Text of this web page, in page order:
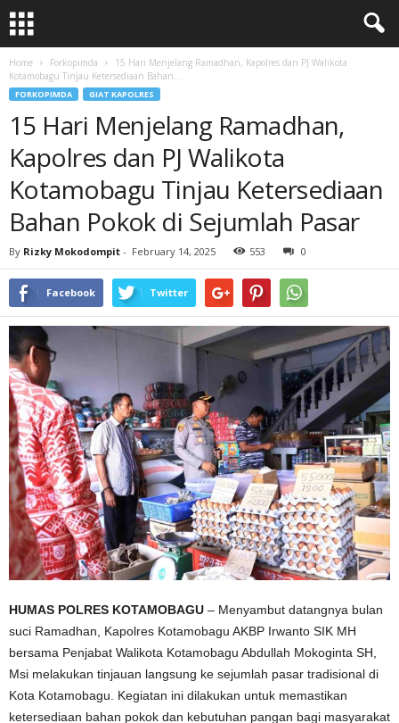
Home Forkopimda
15 Hari Menjelang Ramadhan, Kapolres dan PJ Walikota
Kotamobagu Tinjau Ketersediaan Bahan...
FORKOPIMDA GIAT KAPOLRES
15 Hari Menjelang Ramadhan,
Kapolres dan PJ Walikota
Kotamobagu Tinjau Ketersediaan
Bahan Pokok di Sejumlah Pasar
By Rizky Mokodompit - February 14, 2025 553 0
Facebook Twitter
HUMAS POLRES KOTAMOBAGU – Menyambut datangnya bulan
suci Ramadhan, Kapolres Kotamobagu AKBP Irwanto SIK MH
bersama Penjabat Walikota Kotamobagu Abdullah Mokoginta SH,
Msi melakukan tinjauan langsung ke sejumlah pasar tradisional di
Kota Kotamobagu. Kegiatan ini dilakukan untuk memastikan
ketersediaan bahan pokok dan kebutuhan pangan bagi masyarakat